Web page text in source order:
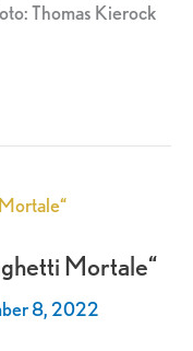
Thomas Kierock
Mortale“
8, 2022